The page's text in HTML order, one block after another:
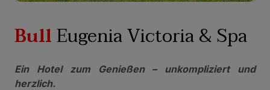
BullEugenia Victoria & Spa
Ein Hotel zum Genießen – unkompliziert und
herzlich.